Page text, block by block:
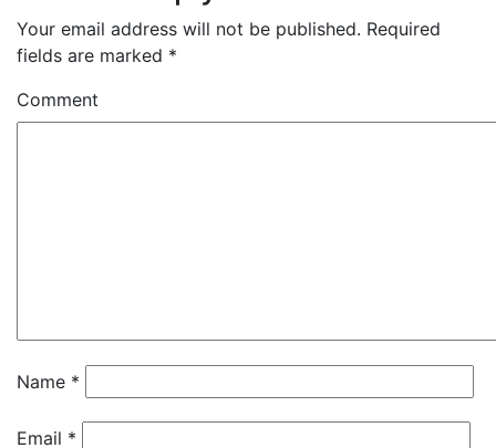
Your email address will not be published. Required
fields are marked *
Comment
Name *
Email *